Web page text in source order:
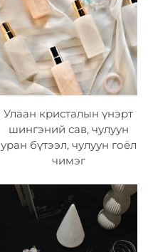
Улаан кристалын үнэрт
шингэний сав, чулуун
уран бүтээл, чулуун гоёл
чимэг